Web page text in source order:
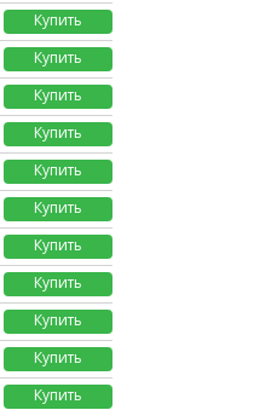
Купить
Купить
Купить
Купить
Купить
Купить
Купить
Купить
Купить
Купить
Купить